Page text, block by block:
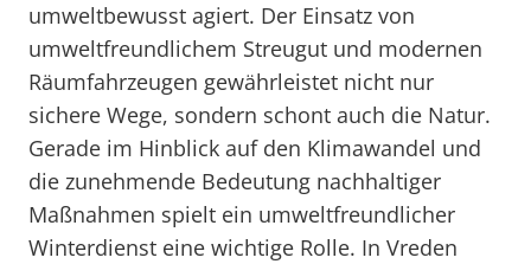
umweltbewusst agiert. Der Einsatz von
umweltfreundlichem Streugut und modernen
Räumfahrzeugen gewährleistet nicht nur
sichere Wege, sondern schont auch die Natur.
Gerade im Hinblick auf den Klimawandel und
die zunehmende Bedeutung nachhaltiger
Maßnahmen spielt ein umweltfreundlicher
Winterdienst eine wichtige Rolle. In Vreden